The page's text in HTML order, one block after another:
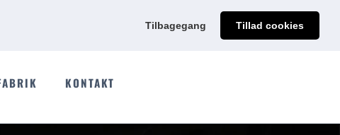
Tilbagegang Tillad cookies
Få et uforpligtende tilbud skræddersyet til dig
KONTAKT